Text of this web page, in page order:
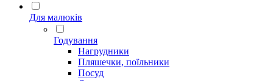
Для малюків
Годування
Нагрудники
Пляшечки, поїльники
Посуд